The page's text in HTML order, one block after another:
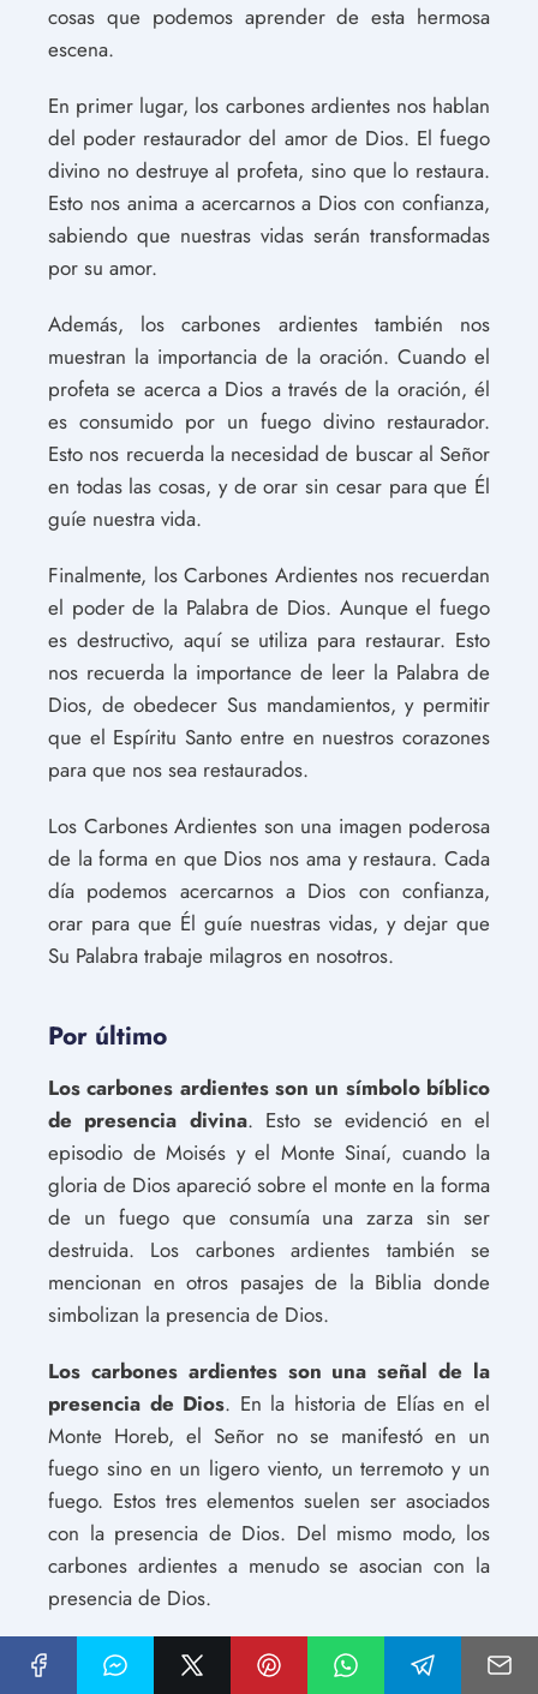
cosas que podemos aprender de esta hermosa
escena.
En primer lugar, los carbones ardientes nos hablan
del poder restaurador del amor de Dios. El fuego
divino no destruye al profeta, sino que lo restaura.
Esto nos anima a acercarnos a Dios con confianza,
sabiendo que nuestras vidas serán transformadas
por su amor.
Además, los carbones ardientes también nos
muestran la importancia de la oración. Cuando el
profeta se acerca a Dios a través de la oración, él
es consumido por un fuego divino restaurador.
Esto nos recuerda la necesidad de buscar al Señor
en todas las cosas, y de orar sin cesar para que Él
guíe nuestra vida.
Finalmente, los Carbones Ardientes nos recuerdan
el poder de la Palabra de Dios. Aunque el fuego
es destructivo, aquí se utiliza para restaurar. Esto
nos recuerda la importance de leer la Palabra de
Dios, de obedecer Sus mandamientos, y permitir
que el Espíritu Santo entre en nuestros corazones
para que nos sea restaurados.
Los Carbones Ardientes son una imagen poderosa
de la forma en que Dios nos ama y restaura. Cada
día podemos acercarnos a Dios con confianza,
orar para que Él guíe nuestras vidas, y dejar que
Su Palabra trabaje milagros en nosotros.
Por último
Los carbones ardientes son un símbolo bíblico
de presencia divina. Esto se evidenció en el
episodio de Moisés y el Monte Sinaí, cuando la
gloria de Dios apareció sobre el monte en la forma
de un fuego que consumía una zarza sin ser
destruida. Los carbones ardientes también se
mencionan en otros pasajes de la Biblia donde
simbolizan la presencia de Dios.
Los carbones ardientes son una señal de la
presencia de Dios. En la historia de Elías en el
Monte Horeb, el Señor no se manifestó en un
fuego sino en un ligero viento, un terremoto y un
fuego. Estos tres elementos suelen ser asociados
con la presencia de Dios. Del mismo modo, los
carbones ardientes a menudo se asocian con la
presencia de Dios.
Los carbones ardientes también simbolizan la
transformación de los seres humanos